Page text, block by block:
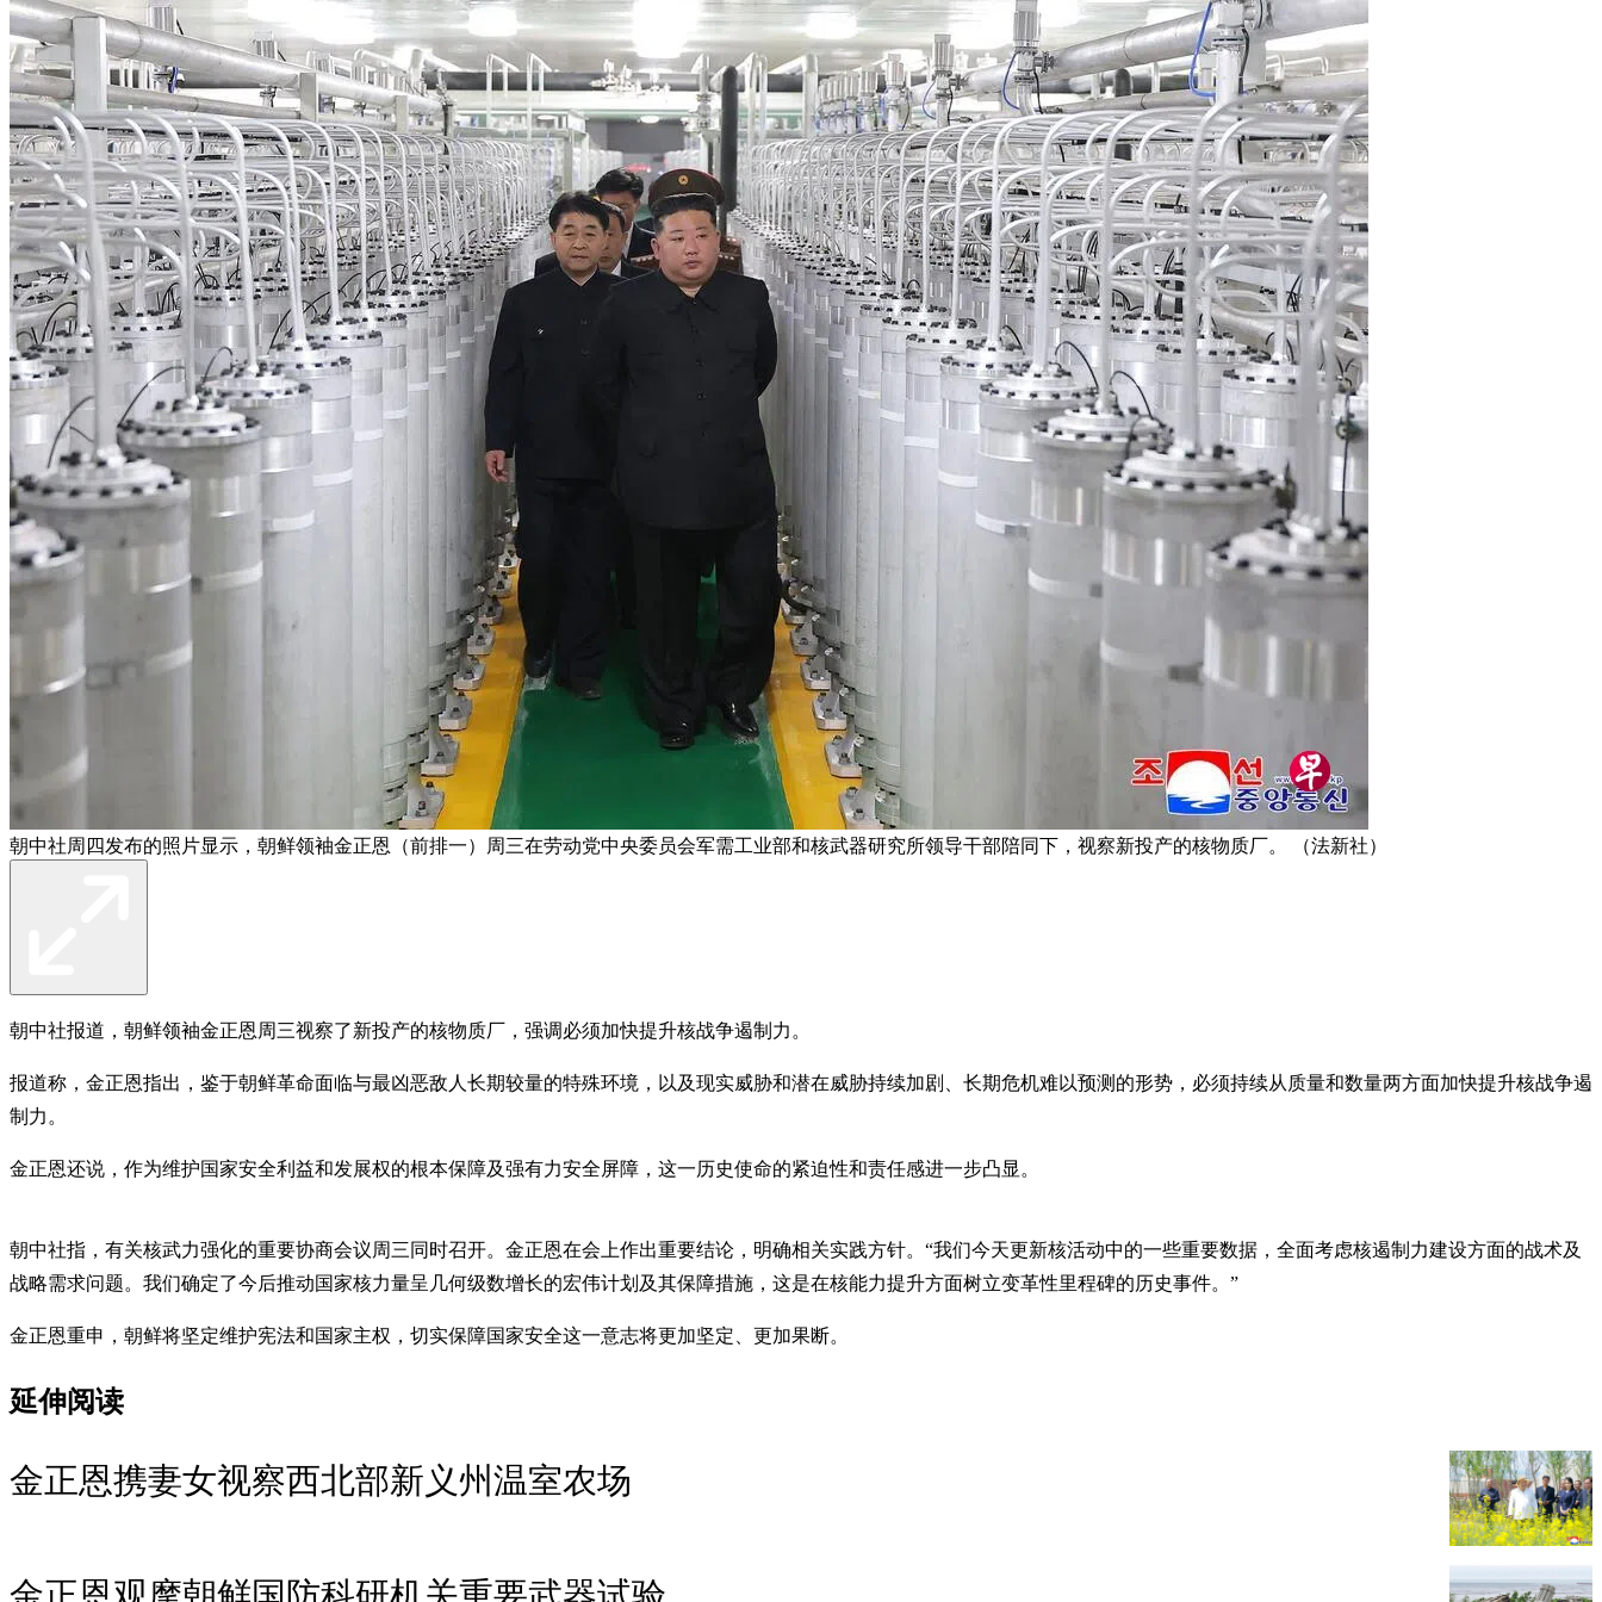
朝中社周四发布的照片显示，朝鲜领袖金正恩（前排一）周三在劳动党中央委员会军需工业部和核武器研究所领导干部陪同下，视察新投产的核物质厂。 （法新社）
朝中社报道，朝鲜领袖金正恩周三视察了新投产的核物质厂，强调必须加快提升核战争遏制力。
报道称，金正恩指出，鉴于朝鲜革命面临与最凶恶敌人长期较量的特殊环境，以及现实威胁和潜在威胁持续加剧、长期危机难以预测的形势，必须持续从质量和数量两方面加快提升核战争遏
制力。
金正恩还说，作为维护国家安全利益和发展权的根本保障及强有力安全屏障，这一历史使命的紧迫性和责任感进一步凸显。
朝中社指，有关核武力强化的重要协商会议周三同时召开。金正恩在会上作出重要结论，明确相关实践方针。“我们今天更新核活动中的一些重要数据，全面考虑核遏制力建设方面的战术及
战略需求问题。我们确定了今后推动国家核力量呈几何级数增长的宏伟计划及其保障措施，这是在核能力提升方面树立变革性里程碑的历史事件。”
金正恩重申，朝鲜将坚定维护宪法和国家主权，切实保障国家安全这一意志将更加坚定、更加果断。
延伸阅读
金正恩携妻女视察西北部新义州温室农场